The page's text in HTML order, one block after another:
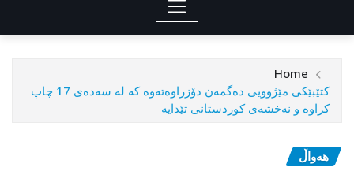
Home
کتێبێکی مێژوویی دەگمەن دۆزراوەتەوە کە لە سەدەی 17 چاپ
کراوە و نەخشەی کوردستانی تێدایە
هەواڵ